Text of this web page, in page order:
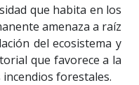
que habita en los
amenaza a raíz
del ecosistema y
que favorece a la
forestales.